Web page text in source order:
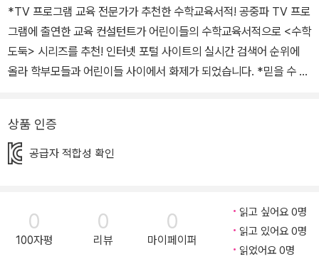
*TV 프로그램 교육 전문가가 추천한 수학교육서적! 공중파 TV 프로
그램에 출연한 교육 컨설턴트가 어린이들의 수학교육서적으로 <수학
도둑> 시리즈를 추천! 인터넷 포털 사이트의 실시간 검색어 순위에
올라 학부모들과 어린이들 사이에서 화제가 되었습니다. *믿을 수 있
학 석사 및 박사. 한국개발연구원(KDI) 선임연구원, 교육부 멀티미디
어 교육지원센터(KMEC) 소장, 대통령자문 정책기획위원회 위원, 한
플 매쓰>의 수학 콘텐츠 집필. *4단계 시스템 수학으로 수학 실력 쑥
쑥쑥! <수학도둑> 1~30권의 기본편은 초·중등 교과과정을 종합하여
분류한 수와 연산, 도형, 측정, 확률과 통계, 규칙성, 문자와 식, 함수
상품 인증
공급자 적합성 확인
0
100자평
0
리뷰
0
마이페이퍼
읽고 싶어요 0명
읽고 있어요 0명
읽었어요 0명